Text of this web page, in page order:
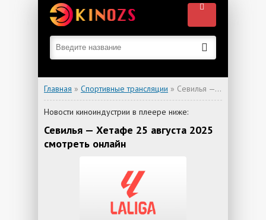
Главная » Спортивные трансляции » Севилья — Хетафе
Новости киноиндустрии в плеере ниже:
Севилья — Хетафе 25 августа 2025
смотреть онлайн